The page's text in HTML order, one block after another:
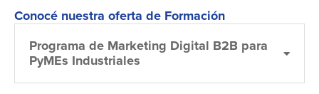
Conocé nuestra oferta de Formación
Programa de Marketing Digital B2B para
PyMEs Industriales